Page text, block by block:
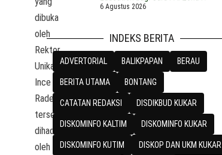
dibuka
oleh
Rektor
Unikarta
Ince
Raden
tersebut
dihadiri
oleh
6 Agustus 2026
INDEKS BERITA
ADVERTORIAL BALIKPAPAN BERAU
BERITA UTAMA BONTANG
CATATAN REDAKSI DISDIKBUD KUKAR
DISKOMINFO KALTIM DISKOMINFO KUKAR
DISKOMINFO KUTIM DISKOP DAN UKM KUKAR